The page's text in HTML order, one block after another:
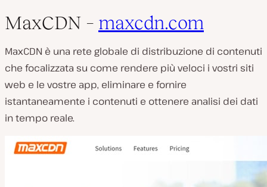
MaxCDN – maxcdn.com
MaxCDN è una rete globale di distribuzione di contenuti
che focalizzata su come rendere più veloci i vostri siti
web e le vostre app, eliminare e fornire
istantaneamente i contenuti e ottenere analisi dei dati
in tempo reale.